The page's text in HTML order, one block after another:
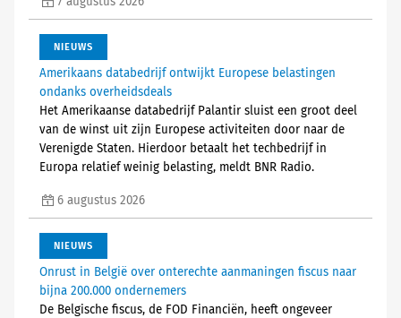
NIEUWS
Amerikaans databedrijf ontwijkt Europese belastingen
ondanks overheidsdeals
Het Amerikaanse databedrijf Palantir sluist een groot deel
van de winst uit zijn Europese activiteiten door naar de
Verenigde Staten. Hierdoor betaalt het techbedrijf in
Europa relatief weinig belasting, meldt BNR Radio.
6 augustus 2026
NIEUWS
Onrust in België over onterechte aanmaningen fiscus naar
bijna 200.000 ondernemers
De Belgische fiscus, de FOD Financiën, heeft ongeveer